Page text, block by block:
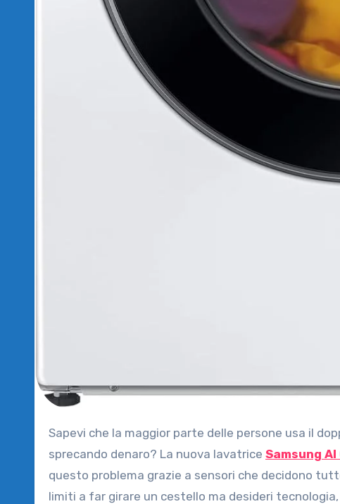
Sapevi che la maggior parte delle persone usa il doppio del detersivo necessario, rovinando i tessuti e
sprecando denaro? La nuova lavatrice Samsung
questo problema grazie a sensori che decidono
limiti a far girare un cestello ma desideri